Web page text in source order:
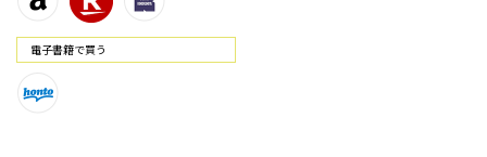
電⼦書籍で買う